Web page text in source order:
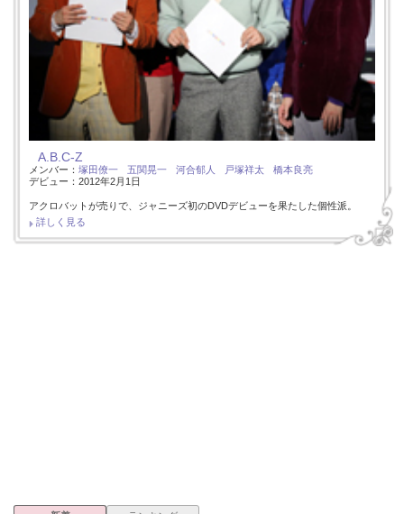
A.B.C-Z
メンバー： 塚田僚一 五関晃一 河合郁人 戸塚祥太
橋本良亮
デビュー：2012年2月1日
アクロバットが売りで、ジャニーズ初のDVDデビューを果たした個性派。
詳しく見る